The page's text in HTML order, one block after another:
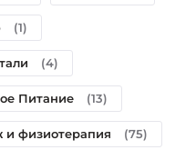
(1)
(4)
Питание (13)
и физиотерапия (75)